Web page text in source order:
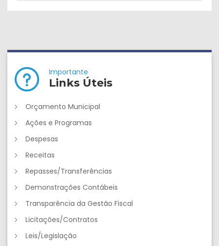
Importante
Links Úteis
Orçamento Municipal
Ações e Programas
Despesas
Receitas
Repasses/Transferências
Demonstrações Contábeis
Transparência da Gestão Fiscal
Licitações/Contratos
Leis/Legislação